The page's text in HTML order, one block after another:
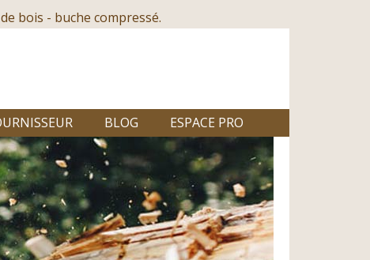
bois - buche compressé.
BLOG ESPACE PRO